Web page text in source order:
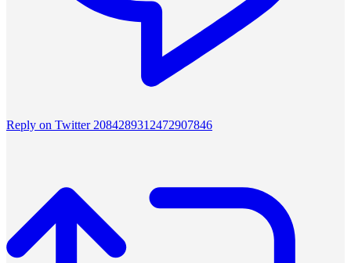
Reply on Twitter 2084289312472907846